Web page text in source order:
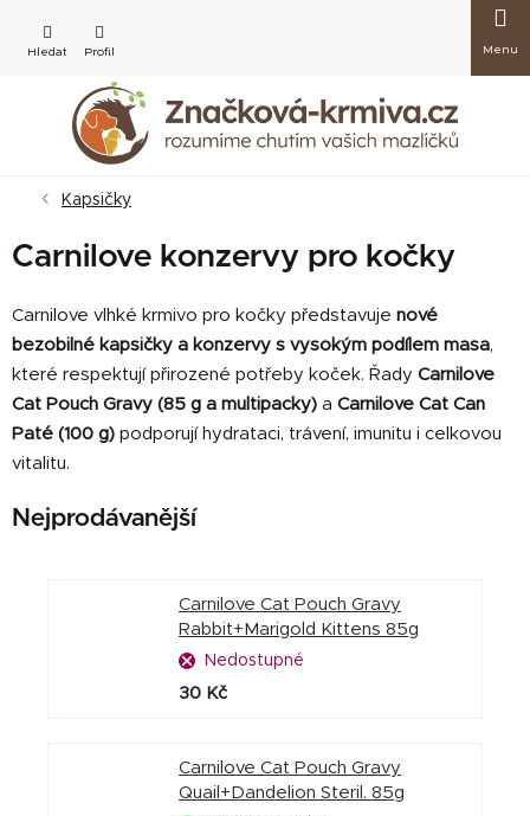
obsah
košík
Kapsičky
Carnilove konzervy pro kočky
Carnilove vlhké krmivo pro kočky představuje nové
bezobilné kapsičky a konzervy s vysokým podílem masa,
které respektují přirozené potřeby koček. Řady Carnilove
Cat Pouch Gravy (85 g a multipacky) a Carnilove Cat Can
Paté (100 g) podporují hydrataci, trávení, imunitu i celkovou
vitalitu.
Nejprodávanější
Carnilove Cat Pouch Gravy
Rabbit+Marigold Kittens 85g
Nedostupné
30 Kč
Carnilove Cat Pouch Gravy
Quail+Dandelion Steril. 85g